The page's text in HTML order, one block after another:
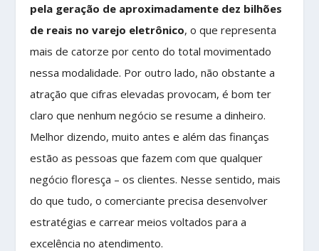
pela geração de aproximadamente dez bilhões
de reais no varejo eletrônico, o que representa
mais de catorze por cento do total movimentado
nessa modalidade. Por outro lado, não obstante a
atração que cifras elevadas provocam, é bom ter
claro que nenhum negócio se resume a dinheiro.
Melhor dizendo, muito antes e além das finanças
estão as pessoas que fazem com que qualquer
negócio floresça – os clientes. Nesse sentido, mais
do que tudo, o comerciante precisa desenvolver
estratégias e carrear meios voltados para a
excelência no atendimento.